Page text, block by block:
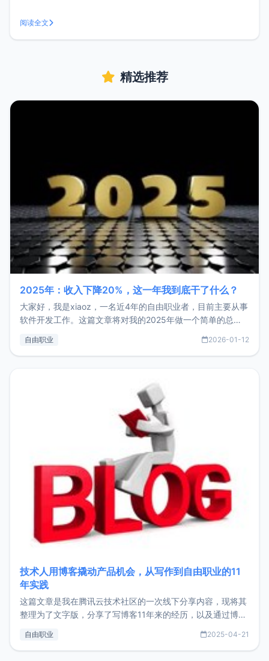
入网盘才能新建任务，但是我们想秒一部电影总不能老是掏出
手机，然后再用PC端的下载工具吧，这样显然有些麻烦，不
阅读全文
精选推荐
2025年：收入下降20%，这一年我到底干了什么？
大家好，我是xiaoz，一名近4年的自由职业者，目前主要从事
软件开发工作。这篇文章将对我的2025年做一个简单的总
收入下降20%，但却过得很充实，2026年不求突破，但求保
自由职业 2026-01-12
技术人用博客撬动产品机会，从写作到自由职业的11
年实践
这篇文章是我在腾讯云技术社区的一次线下分享内容，现将其
整理为了文字版，分享了写博客11年来的经历，以及通过博客
了我的首个产品ImgURL的真实数据和产品现状。自我介绍大
自由职业 2025-04-21